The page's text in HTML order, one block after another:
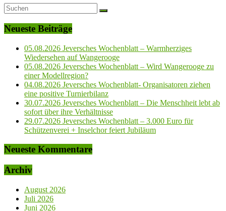
Neueste Beiträge
05.08.2026 Jeversches Wochenblatt – Warmherziges
Wiedersehen auf Wangerooge
05.08.2026 Jeversches Wochenblatt – Wird Wangerooge zu
einer Modellregion?
04.08.2026 Jeversches Wochenblatt- Organisatoren ziehen
eine positive Turnierbilanz
30.07.2026 Jeversches Wochenblatt – Die Menschheit lebt ab
sofort über ihre Verhältnisse
29.07.2026 Jeversches Wochenblatt – 3.000 Euro für
Schützenverei + Inselchor feiert Jubiläum
Neueste Kommentare
Archiv
August 2026
Juli 2026
Juni 2026